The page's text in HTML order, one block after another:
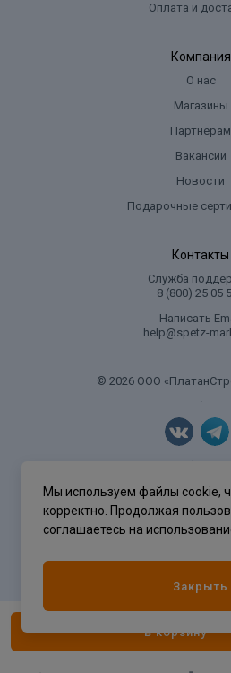
В корзину
Оплата и
Компания
О нас
Магазины
Партнерам
Вакансии
Новости
Подарочные
Контакты
Служба
8 (800) 25 05
Написать
help@spetz-
© 2026 ООО
.
Политика
Мы используем файлы cookie,
корректно. Продолжая
соглашаетесь на
Закрыть